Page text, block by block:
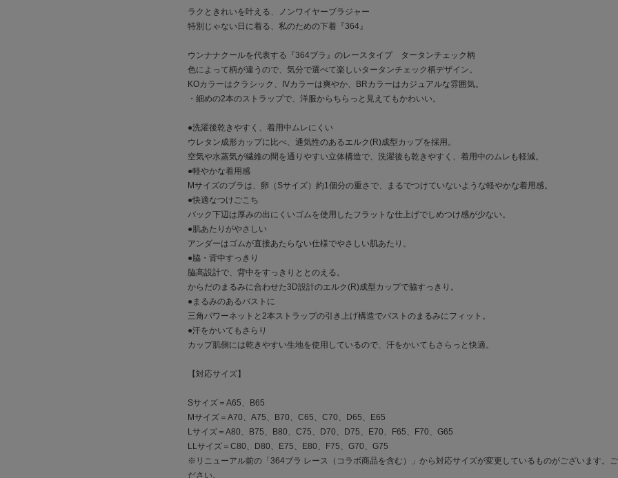
ラクときれいを叶える、ノンワイヤーブラジャー
特別じゃない日に着る、私のための下着『364』
ウンナナクールを代表する『364ブラ』のレースタイプ タータンチェック柄
色によって柄が違うので、気分で選べて楽しいタータンチェック柄デザイン。
KOカラーはクラシック、IVカラーは爽やか、BRカラーはカジュアルな雰囲気。
・細めの2本のストラップで、洋服からちらっと見えてもかわいい。
●洗濯後乾きやすく、着用中ムレにくい
ウレタン成形カップに比べ、通気性のあるエルク(R)成型カップを採用。
空気や水蒸気が繊維の間を通りやすい立体構造で、洗濯後も乾きやすく、着用中のムレも軽減。
●軽やかな着用感
Mサイズのブラは、卵（Sサイズ）約1個分の重さで、まるでつけていないような軽やかな着用感。
●快適なつけごこち
バック下辺は厚みの出にくいゴムを使用したフラットな仕上げでしめつけ感が少ない。
●肌あたりがやさしい
アンダーはゴムが直接あたらない仕様でやさしい肌あたり。
●脇・背中すっきり
脇高設計で、背中をすっきりととのえる。
からだのまるみに合わせた3D設計のエルク(R)成型カップで脇すっきり。
●まるみのあるバストに
三角パワーネットと2本ストラップの引き上げ構造でバストのまるみにフィット。
●汗をかいてもさらり
カップ肌側には乾きやすい生地を使用しているので、汗をかいてもさらっと快適。
【対応サイズ】
Sサイズ＝A65、B65
Mサイズ＝A70、A75、B70、C65、C70、D65、E65
Lサイズ＝A80、B75、B80、C75、D70、D75、E70、F65、F70、G65
LLサイズ＝C80、D80、E75、E80、F75、G70、G75
※リニューアル前の「364ブラ レース（コラボ商品を含む）」から対応サイズが変更しているものがございます。
ださい。